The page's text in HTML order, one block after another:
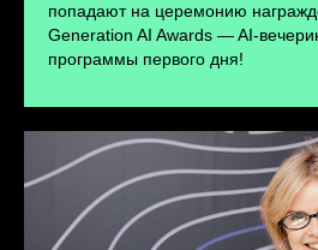
попадают на церемонию
Generation AI Awards — AI-
программы первого дня!